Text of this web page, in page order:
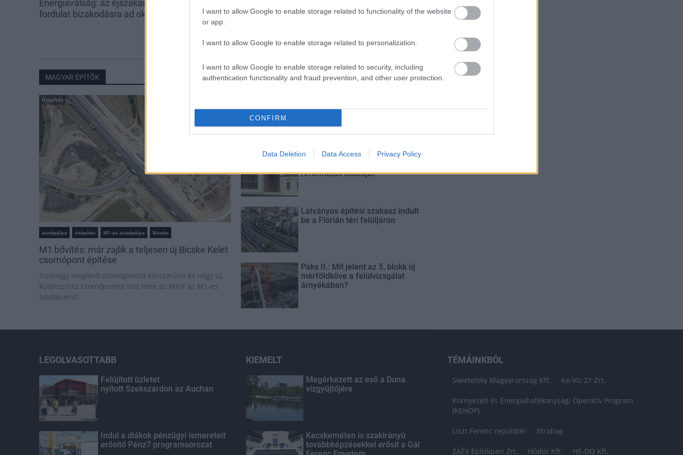
I want to allow Google to enable storage related to functionality of the website
or app.
I want to allow Google to enable storage related to personalization.
I want to allow Google to enable storage related to security, including
authentication functionality and fraud prevention, and other user protection.
CONFIRM
Data Deletion Data Access Privacy Policy
Energiaválság: az éjszakai
fordulat bizakodásra ad okot
kedden üzemben tartható az
utolsó turbina
hatása a környezetre, hogy a
MAGYAR ÉPÍTŐK
Útépítés
autópálya útépítés M1-es autópálya Bicske
M1 bővítés: már zajlik a teljesen új Bicske Kelet
csomópont építése
Tizenegy meglévő csomópontot korszerűsít és négy új,
különszintű csomópontot hoz létre az MKIF az M1-es
bővítésénél.
csomópont épül Angyalföldön
Másfélszeresére bővítik
református iskoláját
Látványos építési szakasz indult
be a Flórián téri felüljárón
Paks II.: Mit jelent az 5. blokk új
mérföldköve a felülvizsgálat
árnyékában?
LEGOLVASOTTABB
Felújított üzletet
nyitott Szekszárdon az Auchan
Indul a diákok pénzügyi ismereteit
erősítő Pénz7 programsorozat
KIEMELT
Megérkezett az eső a Duna
vízgyűjtőjére
Kecskeméten is szakirányú
továbbképzésekkel erősít a Gál
TÉMÁINKBÓL
Swietelsky Magyarország Kft. Ke-Víz 21 Zrt.
Környezeti és Energiahatékonysági Operatív Program
(KEHOP)
Liszt Ferenc repülőtér Strabag
ZÁÉV Építőipari Zrt. Hódút Kft. HE-DO Kft.